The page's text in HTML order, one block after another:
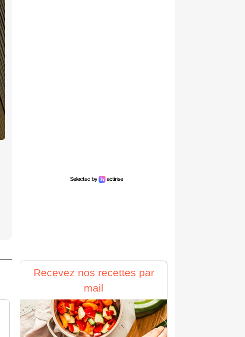
Recevez nos recettes par
mail